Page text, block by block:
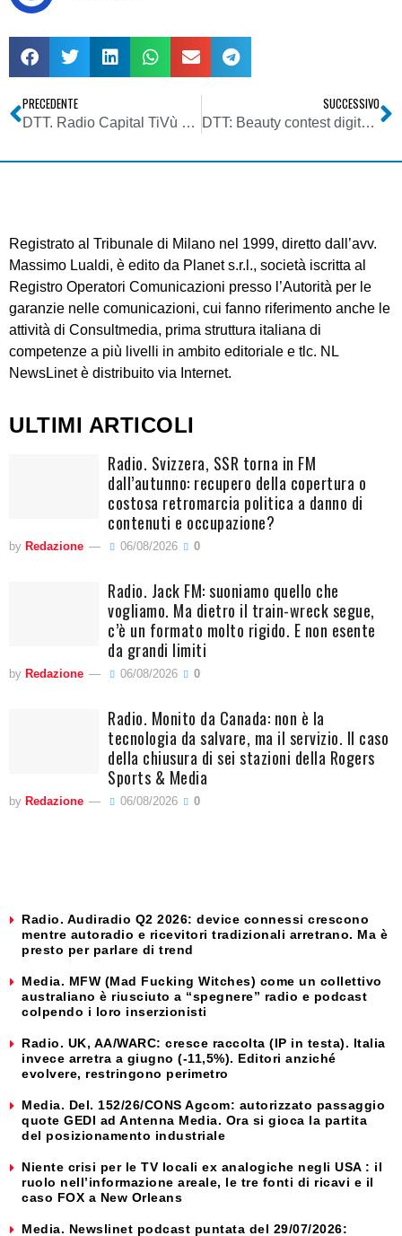
PRECEDENTE
DTT. Radio Capital TiVù oggi on-air
SUCCESSIVO
DTT: Beauty contest digitale a rischio stop
Registrato al Tribunale di Milano nel 1999, diretto dall’avv.
Massimo Lualdi, è edito da Planet s.r.l., società iscritta al
Registro Operatori Comunicazioni presso l’Autorità per le
garanzie nelle comunicazioni, cui fanno riferimento anche le
attività di Consultmedia, prima struttura italiana di
competenze a più livelli in ambito editoriale e tlc. NL
NewsLinet è distribuito via Internet.
ULTIMI ARTICOLI
Radio. Svizzera, SSR torna in FM
dall’autunno: recupero della copertura o
costosa retromarcia politica a danno di
contenuti e occupazione?
by Redazione 06/08/2026 0
Radio. Jack FM: suoniamo quello che
vogliamo. Ma dietro il train-wreck segue,
c’è un formato molto rigido. E non esente
da grandi limiti
by Redazione 06/08/2026 0
Radio. Monito da Canada: non è la
tecnologia da salvare, ma il servizio. Il caso
della chiusura di sei stazioni della Rogers
Sports & Media
by Redazione 06/08/2026 0
Radio. Audiradio Q2 2026: device connessi crescono
mentre autoradio e ricevitori tradizionali arretrano. Ma è
presto per parlare di trend
Media. MFW (Mad Fucking Witches) come un collettivo
australiano è riusciuto a “spegnere” radio e podcast
colpendo i loro inserzionisti
Radio. UK, AA/WARC: cresce raccolta (IP in testa). Italia
invece arretra a giugno (-11,5%). Editori anziché
evolvere, restringono perimetro
Media. Del. 152/26/CONS Agcom: autorizzato passaggio
quote GEDI ad Antenna Media. Ora si gioca la partita
del posizionamento industriale
Niente crisi per le TV locali ex analogiche negli USA : il
ruolo nell’informazione areale, le tre fonti di ricavi e il
caso FOX a New Orleans
Media. Newslinet podcast puntata del 29/07/2026: